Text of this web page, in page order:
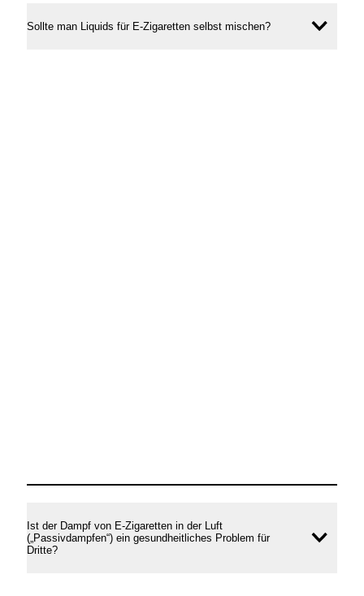
Sollte man Liquids für E-Zigaretten selbst mischen?
Ist der Dampf von E-Zigaretten in der Luft
(„Passivdampfen“) ein gesundheitliches Problem für
Dritte?